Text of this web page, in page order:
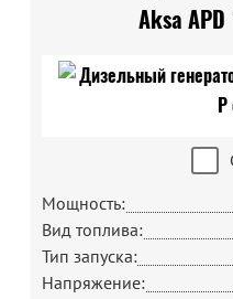
Aksa
Мощность:
Вид топлива:
Тип запуска:
Напряжение: